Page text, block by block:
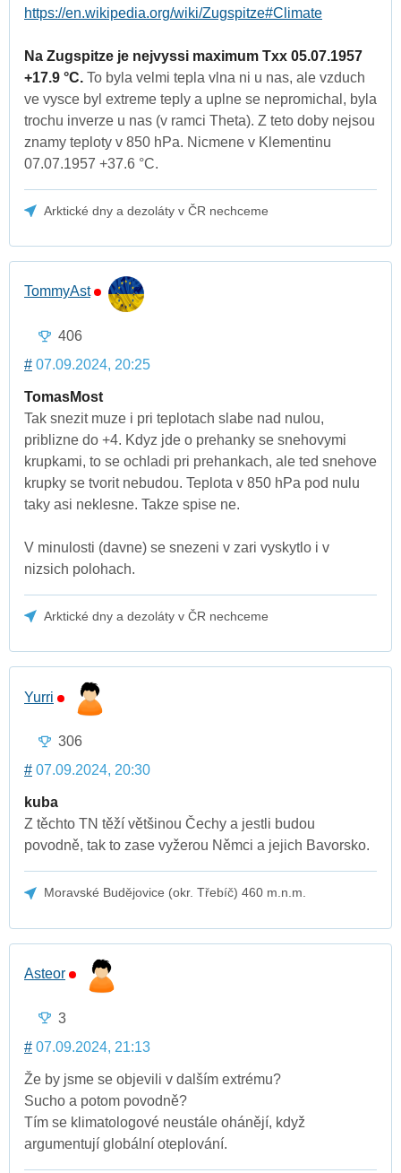
https://en.wikipedia.org/wiki/Zugspitze#Climate
Na Zugspitze je nejvyssi maximum Txx 05.07.1957
+17.9 °C. To byla velmi tepla vlna ni u nas, ale vzduch
ve vysce byl extreme teply a uplne se nepromichal, byla
trochu inverze u nas (v ramci Theta). Z teto doby nejsou
znamy teploty v 850 hPa. Nicmene v Klementinu
07.07.1957 +37.6 °C.
Arktické dny a dezoláty v ČR nechceme
TommyAst
406
# 07.09.2024, 20:25
TomasMost
Tak snezit muze i pri teplotach slabe nad nulou,
priblizne do +4. Kdyz jde o prehanky se snehovymi
krupkami, to se ochladi pri prehankach, ale ted snehove
krupky se tvorit nebudou. Teplota v 850 hPa pod nulu
taky asi neklesne. Takze spise ne.
V minulosti (davne) se snezeni v zari vyskytlo i v
nizsich polohach.
Arktické dny a dezoláty v ČR nechceme
Yurri
306
# 07.09.2024, 20:30
kuba
Z těchto TN těží většinou Čechy a jestli budou
povodně, tak to zase vyžerou Němci a jejich Bavorsko.
Moravské Budějovice (okr. Třebíč) 460 m.n.m.
Asteor
3
# 07.09.2024, 21:13
Že by jsme se objevili v dalším extrému?
Sucho a potom povodně?
Tím se klimatologové neustále ohánějí, když
argumentují globální oteplování.